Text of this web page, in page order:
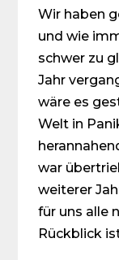
Wir haben
und wie
schwer zu
Jahr
wäre es
Welt in
war
weiterer
für uns alle
Rückblick